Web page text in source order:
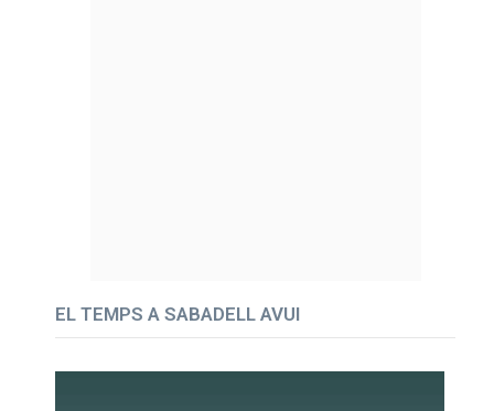
EL TEMPS A SABADELL AVUI